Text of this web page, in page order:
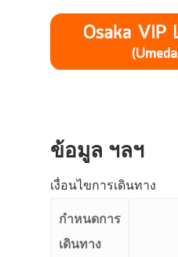
ข้อมูล ฯลฯ
เงื่อนไขการเดินทาง
กำหนดการ
เดินทาง